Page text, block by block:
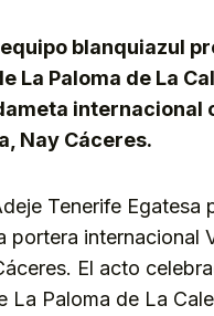
blanquiazul
La Paloma de La
internacional
Nay Cáceres.
Tenerife Egatesa
portera internacional
El acto
La Paloma de La